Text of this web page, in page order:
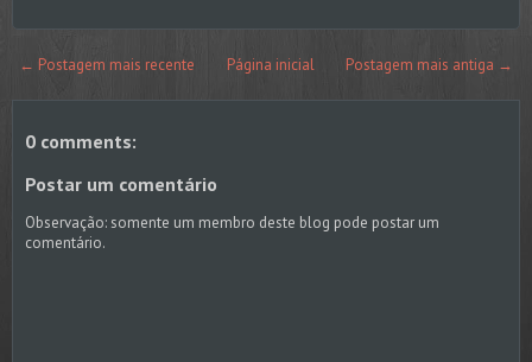
← Postagem mais recente Postagem mais antiga →
Página inicial
0 comments:
Postar um comentário
Observação: somente um membro deste blog pode postar um
comentário.